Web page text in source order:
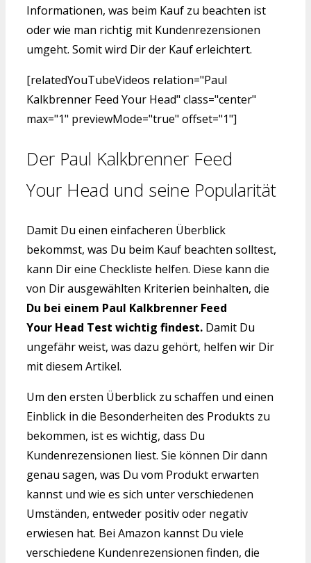
Informationen, was beim Kauf zu beachten ist
oder wie man richtig mit Kundenrezensionen
umgeht. Somit wird Dir der Kauf erleichtert.
[relatedYouTubeVideos relation="Paul
Kalkbrenner Feed Your Head" class="center"
max="1" previewMode="true" offset="1"]
Der Paul Kalkbrenner Feed
Your Head und seine Popularität
Damit Du einen einfacheren Überblick
bekommst, was Du beim Kauf beachten solltest,
kann Dir eine Checkliste helfen. Diese kann die
von Dir ausgewählten Kriterien beinhalten, die
Du bei einem Paul Kalkbrenner Feed
Your Head Test wichtig findest. Damit Du
ungefähr weist, was dazu gehört, helfen wir Dir
mit diesem Artikel.
Um den ersten Überblick zu schaffen und einen
Einblick in die Besonderheiten des Produkts zu
bekommen, ist es wichtig, dass Du
Kundenrezensionen liest. Sie können Dir dann
genau sagen, was Du vom Produkt erwarten
kannst und wie es sich unter verschiedenen
Umständen, entweder positiv oder negativ
erwiesen hat. Bei Amazon kannst Du viele
verschiedene Kundenrezensionen finden, die